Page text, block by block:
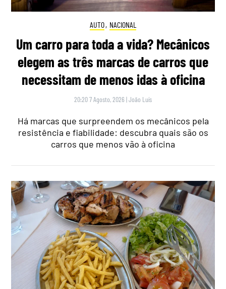
AUTO, NACIONAL
Um carro para toda a vida? Mecânicos
elegem as três marcas de carros que
necessitam de menos idas à oficina
20:20 7 Agosto, 2026 |João Luís
Há marcas que surpreendem os mecânicos pela
resistência e fiabilidade: descubra quais são os
carros que menos vão à oficina